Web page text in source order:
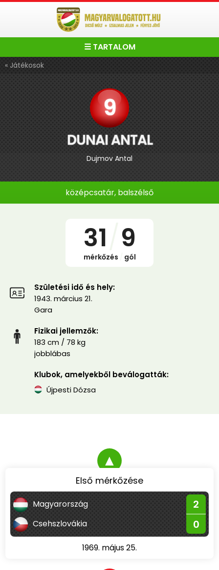
☰ TARTALOM
« Játékosok
9
DUNAI ANTAL
Dujmov Antal
középcsatár, balszélső
31 9
mérkőzés gól
Születési idő és hely:
1943. március 21.
Gara
Fizikai jellemzők:
183 cm / 78 kg
jobblábas
Klubok, amelyekből beválogatták:
Újpesti Dózsa
▲
Első mérkőzése
Magyarország 2
Csehszlovákia 0
1969. május 25.